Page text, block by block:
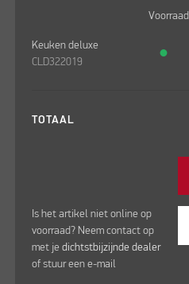
Voorraad
Keuken deluxe
CLD322019
●
TOTAAL
Is het artikel niet online op
voorraad? Neem contact op
met jedichtstbijzijnde dealer
of stuur een e-mail